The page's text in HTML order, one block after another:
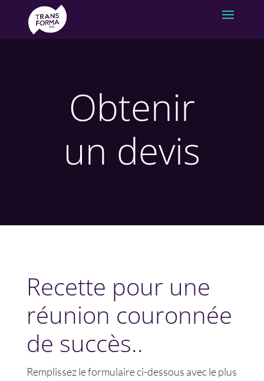
Obtenir
un devis
Recette pour une
réunion couronnée
de succès..
Remplissez le formulaire ci-dessous avec le plus